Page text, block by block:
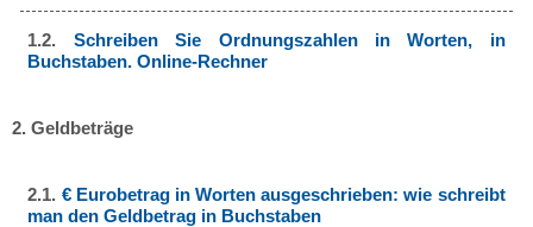
1.2. Schreiben Sie Ordnungszahlen in Worten, in
Buchstaben. Online-Rechner
2. Geldbeträge
2.1. € Eurobetrag in Worten ausgeschrieben: wie schreibt
man den Geldbetrag in Buchstaben